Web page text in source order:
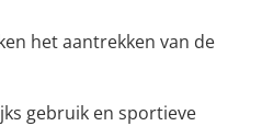
het aantrekken van de
gebruik en sportieve